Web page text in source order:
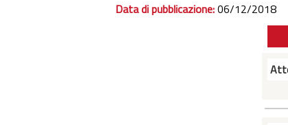
Data di pubblicazione:06/12/2018